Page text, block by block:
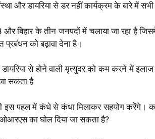
और डायरिया से डर नहीं कार्यक्रम के बारे में सभी
बिहार के तीन जनपदों में चलाया जा रहा है
को बढ़ावा देना है।
से होने वाली मृत्युदर को कम करने में
सकता है
इस पहल में कंधे से कंधा मिलाकर सहयोग करेंगे।
ओआरएस का घोल दिया जा सकता है?